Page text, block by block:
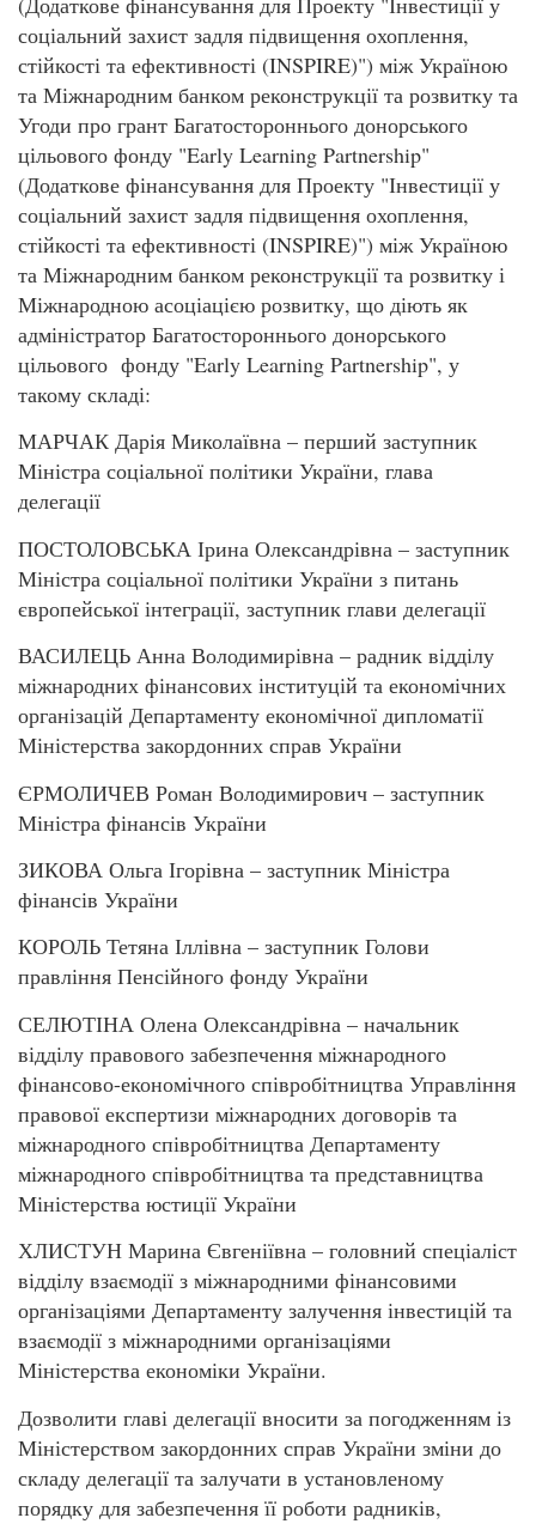
соціальний захист задля підвищення охоплення,
стійкості та ефективності (INSPIRE)") між Україною
та Міжнародним банком реконструкції та розвитку та
Угоди про грант Багатостороннього донорського
цільового фонду "Early Learning Partnership"
(Додаткове фінансування для Проекту "Інвестиції у
соціальний захист задля підвищення охоплення,
стійкості та ефективності (INSPIRE)") між Україною
та Міжнародним банком реконструкції та розвитку і
Міжнародною асоціацією розвитку, що діють як
адміністратор Багатостороннього донорського
цільового фонду "Early Learning Partnership", у
такому складі:
МАРЧАК Дарія Миколаївна – перший заступник
Міністра соціальної політики України, глава
делегації
ПОСТОЛОВСЬКА Ірина Олександрівна – заступник
Міністра соціальної політики України з питань
європейської інтеграції, заступник глави делегації
ВАСИЛЕЦЬ Анна Володимирівна – радник відділу
міжнародних фінансових інституцій та економічних
організацій Департаменту економічної дипломатії
Міністерства закордонних справ України
ЄРМОЛИЧЕВ Роман Володимирович – заступник
Міністра фінансів України
ЗИКОВА Ольга Ігорівна – заступник Міністра
фінансів України
КОРОЛЬ Тетяна Іллівна – заступник Голови
правління Пенсійного фонду України
СЕЛЮТІНА Олена Олександрівна – начальник
відділу правового забезпечення міжнародного
фінансово-економічного співробітництва Управління
правової експертизи міжнародних договорів та
міжнародного співробітництва Департаменту
міжнародного співробітництва та представництва
Міністерства юстиції України
ХЛИСТУН Марина Євгеніївна – головний спеціаліст
відділу взаємодії з міжнародними фінансовими
організаціями Департаменту залучення інвестицій та
взаємодії з міжнародними організаціями
Міністерства економіки України.
Дозволити главі делегації вносити за погодженням із
Міністерством закордонних справ України зміни до
складу делегації та залучати в установленому
порядку для забезпечення її роботи радників,